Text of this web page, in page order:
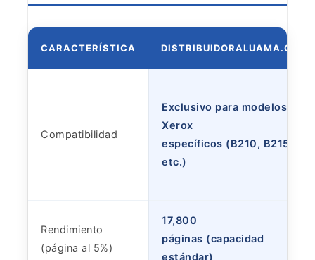
CARACTERÍSTICA DISTRIBUIDORALUAMA.COM
Compatibilidad
Exclusivo para modelos
Xerox
específicos (B210, B215,
etc.)
Rendimiento
(página al 5%)
17,800
páginas (capacidad
estándar)